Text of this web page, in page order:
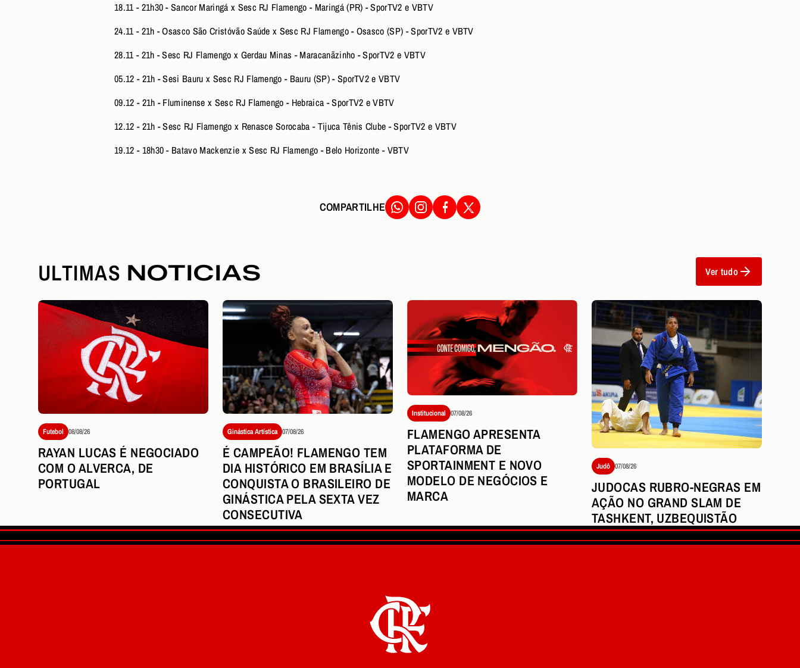
18.11 - 21h30 - Sancor Maringá x Sesc RJ Flamengo - Maringá (PR) - SporTV2 e VBTV
24.11 - 21h - Osasco São Cristóvão Saúde x Sesc RJ Flamengo - Osasco (SP) - SporTV2 e VBTV
28.11 - 21h - Sesc RJ Flamengo x Gerdau Minas - Maracanãzinho - SporTV2 e VBTV
05.12 - 21h - Sesi Bauru x Sesc RJ Flamengo - Bauru (SP) - SporTV2 e VBTV
09.12 - 21h - Fluminense x Sesc RJ Flamengo - Hebraica - SporTV2 e VBTV
12.12 - 21h - Sesc RJ Flamengo x Renasce Sorocaba - Tijuca Tênis Clube - SporTV2 e VBTV
19.12 - 18h30 - Batavo Mackenzie x Sesc RJ Flamengo - Belo Horizonte - VBTV
COMPARTILHE
ULTIMAS NOTICIAS Ver tudo
Futebol 08/08/26
RAYAN LUCAS É NEGOCIADO
COM O ALVERCA, DE
PORTUGAL
Ginástica Artística 07/08/26
É CAMPEÃO! FLAMENGO TEM
DIA HISTÓRICO EM BRASÍLIA E
CONQUISTA O BRASILEIRO DE
GINÁSTICA PELA SEXTA VEZ
CONSECUTIVA
Institucional 07/08/26
FLAMENGO APRESENTA
PLATAFORMA DE
SPORTAINMENT E NOVO
MODELO DE NEGÓCIOS E
MARCA
Judô 07/08/26
JUDOCAS RUBRO-NEGRAS EM
AÇÃO NO GRAND SLAM DE
TASHKENT, UZBEQUISTÃO